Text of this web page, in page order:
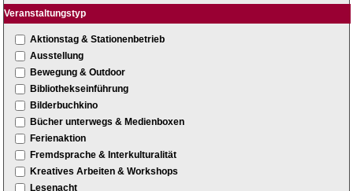
Veranstaltungstyp
Aktionstag & Stationenbetrieb
Ausstellung
Bewegung & Outdoor
Bibliothekseinführung
Bilderbuchkino
Bücher unterwegs & Medienboxen
Ferienaktion
Fremdsprache & Interkulturalität
Kreatives Arbeiten & Workshops
Lesenacht